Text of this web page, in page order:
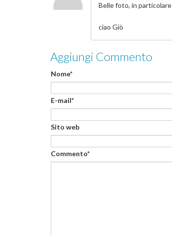
Belle foto, in
ciao Giò
Aggiungi Commento
Nome*
E-mail*
Sito web
Commento*